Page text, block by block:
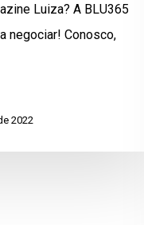
Luiza? A BLU365
negociar! Conosco,
2022